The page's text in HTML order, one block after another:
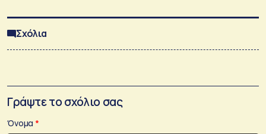
Σχόλια
Γράψτε το σχόλιο σας
Όνομα